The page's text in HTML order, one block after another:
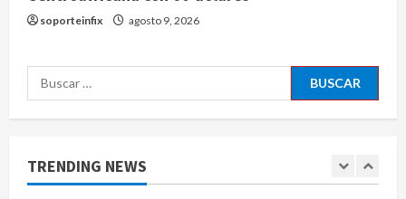
soporteinfix agosto 9, 2026
Buscar:
TRENDING NEWS
Marruecos sobre el Sáhara y busca
1
Deportes Internacional Portada
Fallece Jorge Messi, padre de